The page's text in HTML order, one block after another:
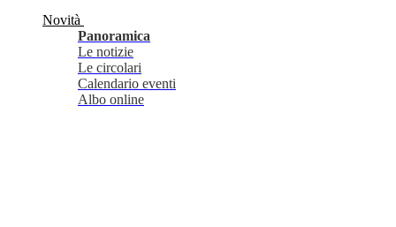
Novità
Panoramica
Le notizie
Le circolari
Calendario eventi
Albo online